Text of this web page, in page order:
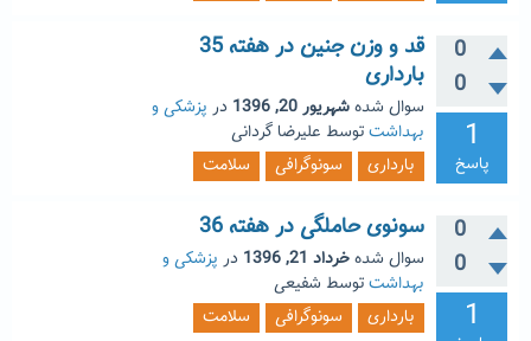
0
0
1
پاسخ
قد و وزن جنین در هفته 35
بارداری
سوال شدهشهریور 20, 1396 در پزشکی و
بهداشتتوسط علیرضا گردانی
بارداری
سونوگرافی سلامت
0
0
1
سونوی حاملگی در هفته 36
سوال شدهخرداد 21, 1396 در پزشکی و
بهداشتتوسط شفیعی
بارداری
سونوگرافی سلامت